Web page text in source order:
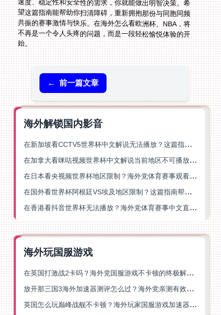
始。
← 前一篇文章
海外解锁国内影音
在新加坡看CCTV5世界杯中文解说无法播放？这篇指南帮你解锁海外体育直播自由
在加拿大看咪咕视频世界杯中文解说当前地区不可播放？这篇指南帮你一键解决
在日本看央视频世界杯地区限制？海外党体育赛事观看终极指南
在国外看世界杯阿根廷VS埃及地区限制？这篇指南帮你搞定中文直播+解说
在香港看抖音世界杯无法播放？海外党体育赛事中文直播终极指南
海外玩国服游戏
在英国打激战2卡吗？海外党国服游戏不卡顿的终极解决方案
放开那三国3海外加速器测评怎么过？海外党亲测有效的国服游戏加速指南
英国怎么玩巅峰战舰不卡顿？海外玩家国服游戏加速器终极指南